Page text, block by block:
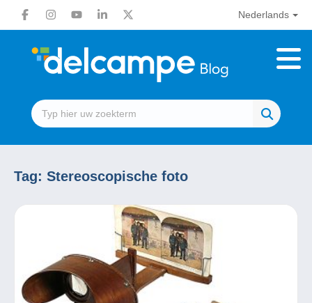
Nederlands
Tag: Stereoscopische foto